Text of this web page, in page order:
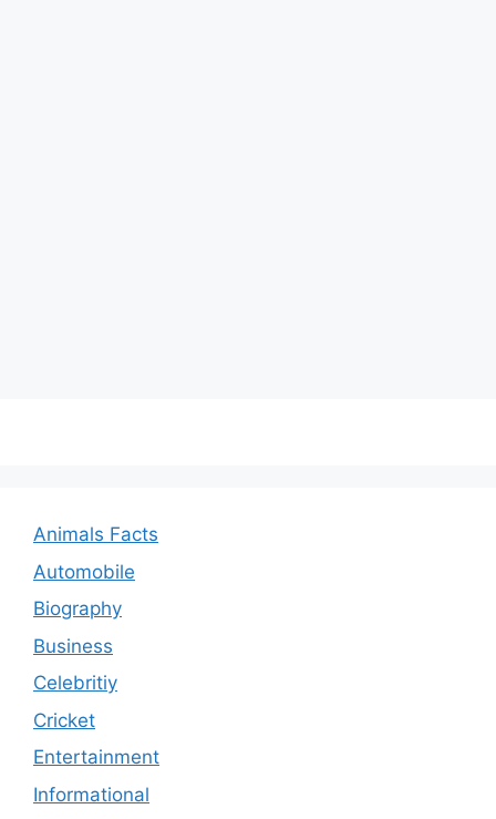
Animals Facts
Automobile
Biography
Business
Celebritiy
Cricket
Entertainment
Informational